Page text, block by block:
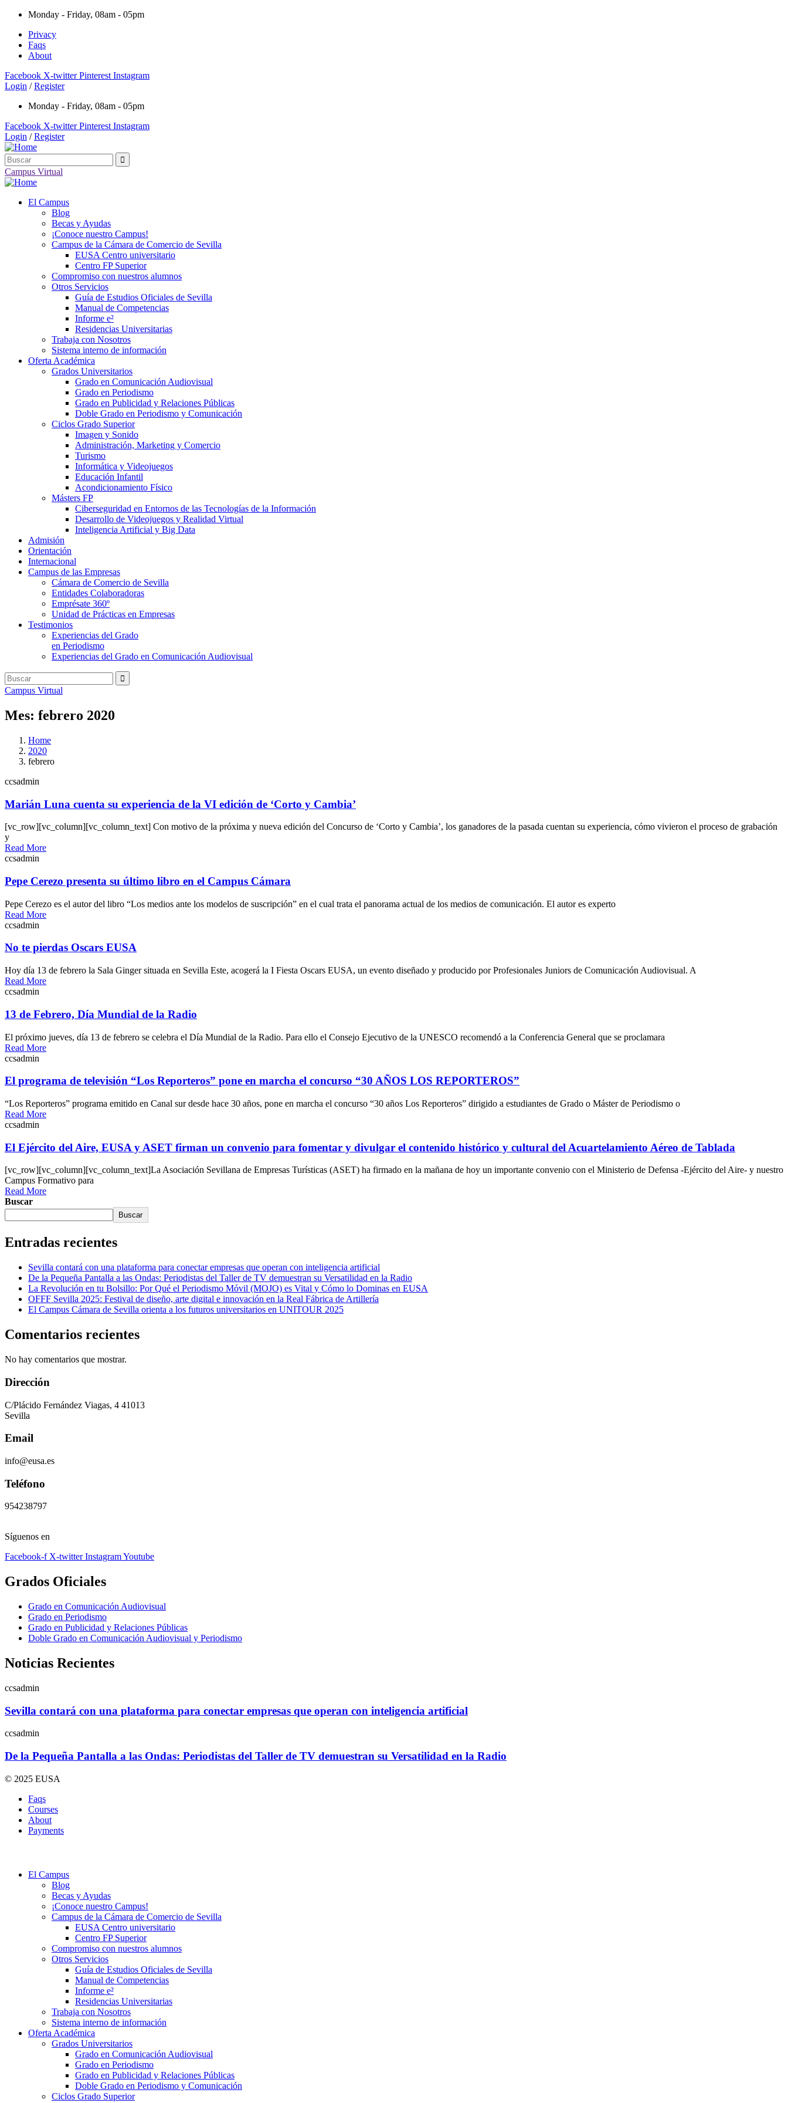
Monday - Friday, 08am - 05pm
Privacy
Faqs
About
Facebook X-twitter Pinterest Instagram
Login / Register
Monday - Friday, 08am - 05pm
Facebook X-twitter Pinterest Instagram
Login / Register
Campus Virtual
El Campus
Blog
Becas y Ayudas
¡Conoce nuestro Campus!
Campus de la Cámara de Comercio de Sevilla
EUSA Centro universitario
Centro FP Superior
Compromiso con nuestros alumnos
Otros Servicios
Guía de Estudios Oficiales de Sevilla
Manual de Competencias
Informe e²
Residencias Universitarias
Trabaja con Nosotros
Sistema interno de información
Oferta Académica
Grados Universitarios
Grado en Comunicación Audiovisual
Grado en Periodismo
Grado en Publicidad y Relaciones Públicas
Doble Grado en Periodismo y Comunicación
Ciclos Grado Superior
Imagen y Sonido
Administración, Marketing y Comercio
Turismo
Informática y Videojuegos
Educación Infantil
Acondicionamiento Físico
Másters FP
Ciberseguridad en Entornos de las Tecnologías de la Información
Desarrollo de Videojuegos y Realidad Virtual
Inteligencia Artificial y Big Data
Admisión
Orientación
Internacional
Campus de las Empresas
Cámara de Comercio de Sevilla
Entidades Colaboradoras
Emprésate 360º
Unidad de Prácticas en Empresas
Testimonios
Experiencias del Grado
en Periodismo
Experiencias del Grado en Comunicación Audiovisual
Campus Virtual
Mes: febrero 2020
Home
2020
febrero
ccsadmin
Marián Luna cuenta su experiencia de la VI edición de ‘Corto y Cambia’
[vc_row][vc_column][vc_column_text] Con motivo de la próxima y nueva edición del Concurso de ‘Corto y Cambia’, los ganadores de la pasada cuentan su experiencia, cómo vivieron el proceso de grabación
y
Read More
ccsadmin
Pepe Cerezo presenta su último libro en el Campus Cámara
Pepe Cerezo es el autor del libro “Los medios ante los modelos de suscripción” en el cual trata el panorama actual de los medios de comunicación. El autor es experto
Read More
ccsadmin
No te pierdas Oscars EUSA
Hoy día 13 de febrero la Sala Ginger situada en Sevilla Este, acogerá la I Fiesta Oscars EUSA, un evento diseñado y producido por Profesionales Juniors de Comunicación Audiovisual. A
Read More
ccsadmin
13 de Febrero, Día Mundial de la Radio
El próximo jueves, día 13 de febrero se celebra el Día Mundial de la Radio. Para ello el Consejo Ejecutivo de la UNESCO recomendó a la Conferencia General que se proclamara
Read More
ccsadmin
El programa de televisión “Los Reporteros” pone en marcha el concurso “30 AÑOS LOS REPORTEROS”
“Los Reporteros” programa emitido en Canal sur desde hace 30 años, pone en marcha el concurso “30 años Los Reporteros” dirigido a estudiantes de Grado o Máster de Periodismo o
Read More
ccsadmin
El Ejército del Aire, EUSA y ASET firman un convenio para fomentar y divulgar el contenido histórico y cultural del Acuartelamiento Aéreo de Tablada
[vc_row][vc_column][vc_column_text]La Asociación Sevillana de Empresas Turísticas (ASET) ha firmado en la mañana de hoy un importante convenio con el Ministerio de Defensa -Ejército del Aire- y nuestro
Campus Formativo para
Read More
Buscar
Buscar
Entradas recientes
Sevilla contará con una plataforma para conectar empresas que operan con inteligencia artificial
De la Pequeña Pantalla a las Ondas: Periodistas del Taller de TV demuestran su Versatilidad en la Radio
La Revolución en tu Bolsillo: Por Qué el Periodismo Móvil (MOJO) es Vital y Cómo lo Dominas en EUSA
OFFF Sevilla 2025: Festival de diseño, arte digital e innovación en la Real Fábrica de Artillería
El Campus Cámara de Sevilla orienta a los futuros universitarios en UNITOUR 2025
Comentarios recientes
No hay comentarios que mostrar.
Dirección
C/Plácido Fernández Viagas, 4 41013
Sevilla
Email
info@eusa.es
Teléfono
954238797
Síguenos en
Facebook-f X-twitter InstagramYoutube
Grados Oficiales
Grado en Comunicación Audiovisual
Grado en Periodismo
Grado en Publicidad y Relaciones Públicas
Doble Grado en Comunicación Audiovisual y Periodismo
Noticias Recientes
ccsadmin
Sevilla contará con una plataforma para conectar empresas que operan con inteligencia artificial
ccsadmin
De la Pequeña Pantalla a las Ondas: Periodistas del Taller de TV demuestran su Versatilidad en la Radio
© 2025 EUSA
Faqs
Courses
About
Payments
El Campus
Blog
Becas y Ayudas
¡Conoce nuestro Campus!
Campus de la Cámara de Comercio de Sevilla
EUSA Centro universitario
Centro FP Superior
Compromiso con nuestros alumnos
Otros Servicios
Guía de Estudios Oficiales de Sevilla
Manual de Competencias
Informe e²
Residencias Universitarias
Trabaja con Nosotros
Sistema interno de información
Oferta Académica
Grados Universitarios
Grado en Comunicación Audiovisual
Grado en Periodismo
Grado en Publicidad y Relaciones Públicas
Doble Grado en Periodismo y Comunicación
Ciclos Grado Superior